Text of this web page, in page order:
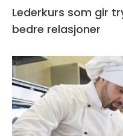
Lederkurs som gir
bedre relasjoner